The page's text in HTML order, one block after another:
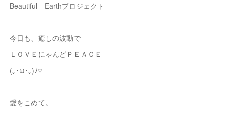
Beautiful Earthプロジェクト
今日も、癒しの波動で
ＬＯＶＥにゃんどＰＥＡＣＥ
(｡･ω･｡)ﾉ♡
愛をこめて。